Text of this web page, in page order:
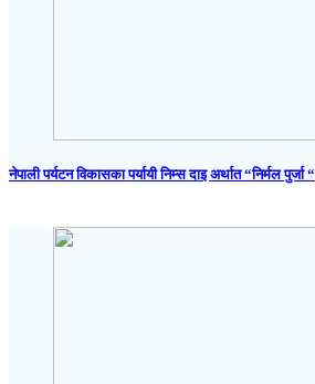
नेपाली पर्यटन विकासका पर्यायी निम्स दाइ अर्थात “निर्मल पुर्जा “